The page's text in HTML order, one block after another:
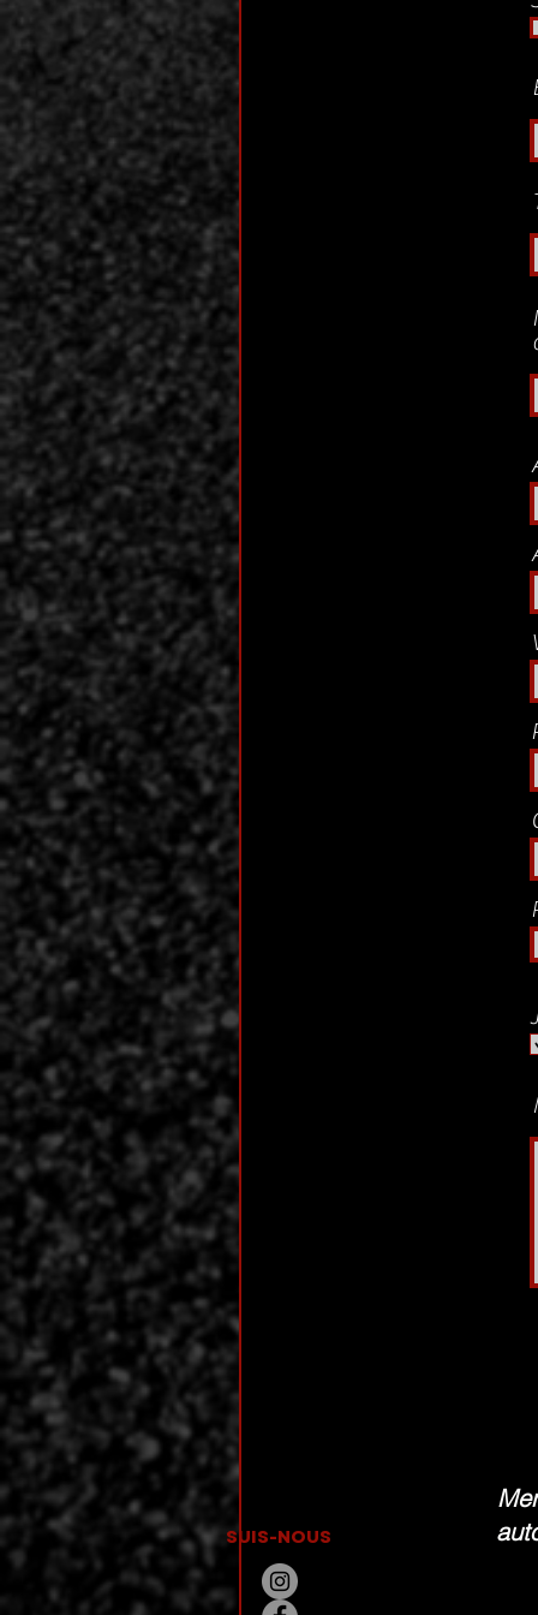
SUIS-NOUS